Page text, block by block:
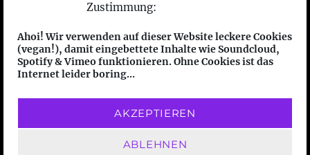
Zustimmung:
Ahoi! Wir verwenden auf dieser Website leckere Cookies
(vegan!), damit eingebettete Inhalte wie Soundcloud,
Spotify & Vimeo funktionieren. Ohne Cookies ist das
Internet leider boring...
AKZEPTIEREN
ABLEHNEN
features
friends
Datenschutzerklärung